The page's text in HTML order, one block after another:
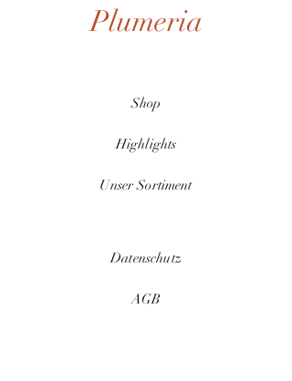
Plumeria
Shop
Highlights
Unser Sortiment
Datenschutz
AGB